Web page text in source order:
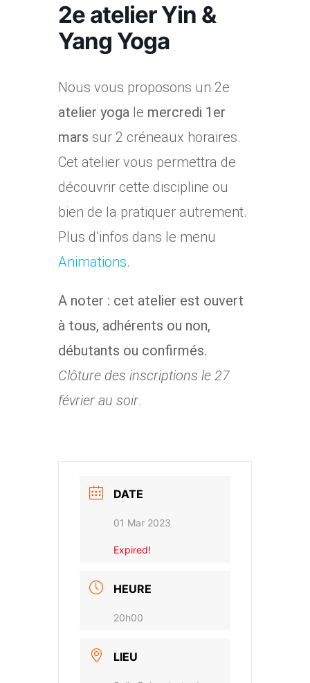
2e atelier Yin &
Yang Yoga
Nous vous proposons un 2e
atelier yogale mercredi 1er
mars sur 2 créneaux horaires.
Cet atelier vous permettra de
découvrir cette discipline ou
bien de la pratiquer autrement.
Plus d’infos dans le menu
Animations.
A noter : cet atelier est ouvert
à tous, adhérents ou non,
débutants ou confirmés.
Clôture des inscriptions le 27
février au soir.
DATE
01 Mar 2023
Expired!
HEURE
20h00
LIEU